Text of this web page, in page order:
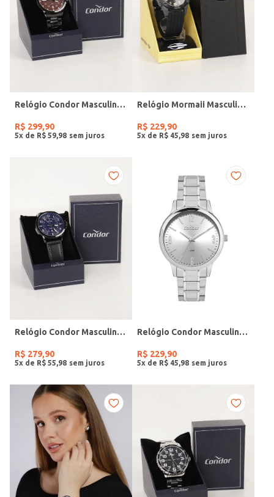
Relógio Condor Masculino PRETO
R$ 299,90
5x de R$ 59 98
Relógio Mormaii Masculino PRETO
R$ 229,90
5x de R$ 45 98
Relógio Condor Masculino PRETO
R$ 279,90
5x de R$ 55 98
Relógio Condor Masculino PRATA
R$ 229,90
5x de R$ 45 98